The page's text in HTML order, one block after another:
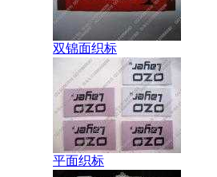
双锦面织标
平面织标